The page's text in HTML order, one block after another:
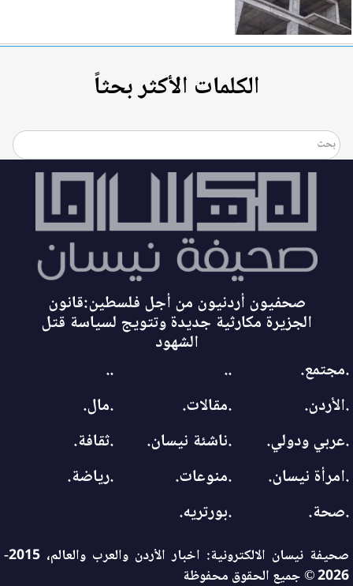
الكلمات الأكثر بحثاً
صحفيون أردنيون من أجل فلسطين:قانون
الجزيرة مكارثية جديدة وتتويج لسياسة قتل
الشهود
.مجتمع.
..
..
.الأردن.
.مقالات.
.مال.
.عربي ودولي.
.ناشئة نيسان.
.ثقافة.
.امرأة نيسان.
.منوعات.
.رياضة.
.صحة.
.بورتريه.
صحيفة نيسان الالكترونية: اخبار الأردن والعرب والعالم، 2015-
2026 © جميع الحقوق محفوظة